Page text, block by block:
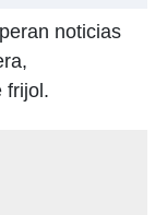
noticias
frijol.